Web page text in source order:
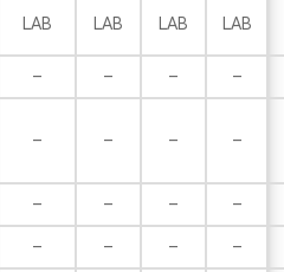
LAB LAB LAB LAB
– – – –
– – – –
– – – –
– – – –